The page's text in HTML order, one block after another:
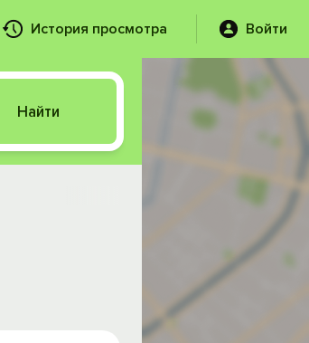
История просмотра Войти
Найти